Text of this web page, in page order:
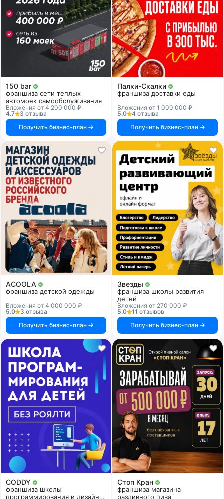
150 bar
франшиза сети теплых
автомоек самообслуживания
Вложения от 4 200 000 ₽
4.7
3 отзыва
Получить бизнес-план
Палки-Скалки
франшиза доставки еды
Вложения от 1 000 000 ₽
5.0
4 отзыва
Получить бизнес-план
ACOOLA
франшиза детской одежды
Вложения от 4 000 000 ₽
5.0
3 отзыва
Получить бизнес-план
Звезды
франшиза школы развития
детей
Вложения от 270 000 ₽
5.0
11 отзывов
Получить бизнес-план
CODDY
франшиза школы
программирования и дизайна
Стоп Кран
франшиза магазина
разливного пива